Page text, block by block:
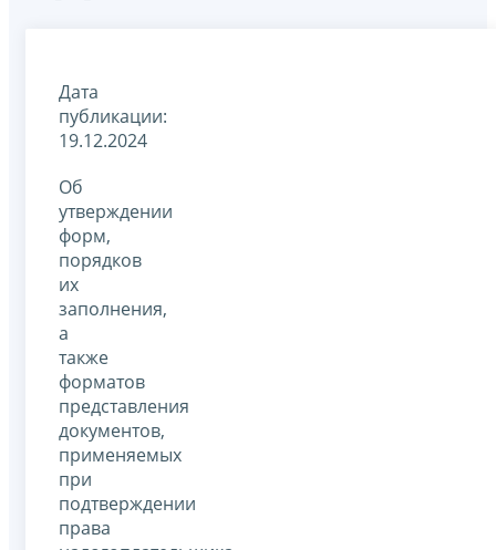
Дата
публикации:
19.12.2024
Об
утверждении
форм,
порядков
их
заполнения,
а
также
форматов
представления
документов,
применяемых
при
подтверждении
права